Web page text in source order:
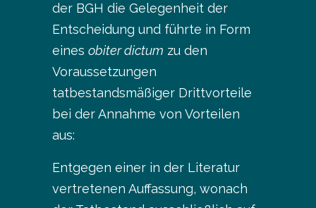
der BGH die Gelegenheit der
Entscheidung und führte in Form
eines obiter dictum zu den
Voraussetzungen
tatbestandsmäßiger Drittvorteile
bei der Annahme von Vorteilen
aus:
Entgegen einer in der Literatur
vertretenen Auffassung, wonach